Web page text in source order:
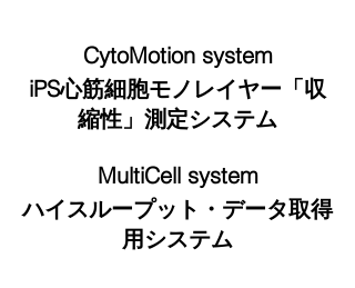
CytoMotion system
iPS心筋細胞モノレイヤー「収
縮性」測定システム
MultiCell system
ハイスループット・データ取得
用システム